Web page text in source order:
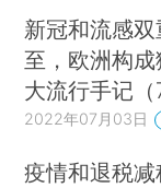
新冠和流感
至，欧洲构成
大流行手记（
2022年07月03日
疫情和退税